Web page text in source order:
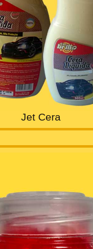
Jet Cera